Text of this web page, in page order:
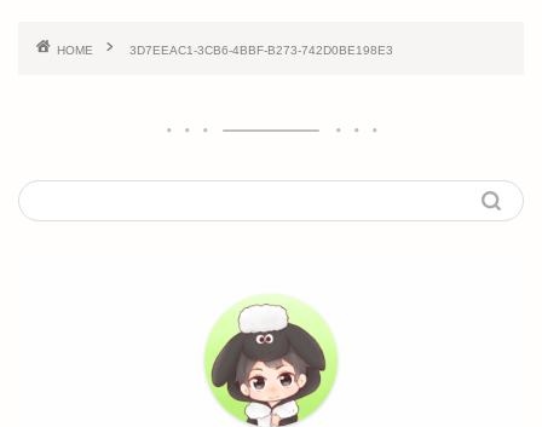
HOME 3D7EEAC1-3CB6-4BBF-B273-742D0BE198E3